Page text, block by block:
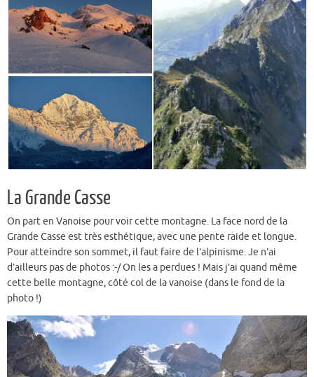
La Grande Casse
On part en Vanoise pour voir cette montagne. La face nord de la
Grande Casse est très esthétique, avec une pente raide et longue.
Pour atteindre son sommet, il faut faire de l’alpinisme. Je n’ai
d’ailleurs pas de photos :-/ On les a perdues ! Mais j’ai quand même
cette belle montagne, côté col de la vanoise (dans le fond de la
photo !)